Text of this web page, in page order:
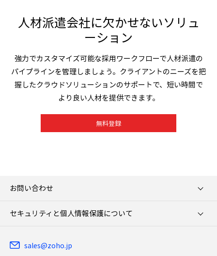
人材派遣会社に欠かせないソリュ
ーション
強力でカスタマイズ可能な採用ワークフローで人材派遣の
パイプラインを管理しましょう。クライアントのニーズを把
握したクラウドソリューションのサポートで、短い時間で
より良い人材を提供できます。
無料登録
お問い合わせ
セキュリティと個人情報保護について
sales@zoho.jp